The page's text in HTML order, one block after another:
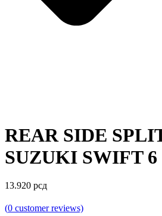
REAR SIDE
SUZUKI SWIFT 6
13.920 рсд
(0 customer reviews)